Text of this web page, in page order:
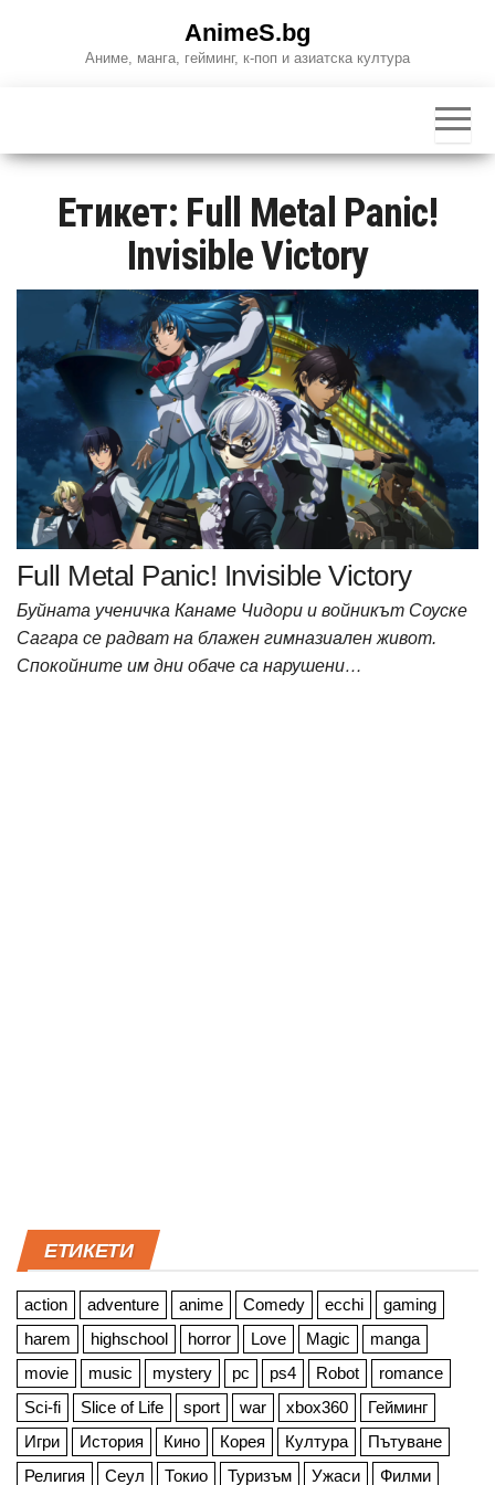
AnimeS.bg
Аниме, манга, гейминг, к-поп и азиатска култура
Етикет: Full Metal Panic!
Invisible Victory
Full Metal Panic! Invisible Victory
Буйната ученичка Канаме Чидори и войникът Соуске
Сагара се радват на блажен гимназиален живот.
Спокойните им дни обаче са нарушени…
ЕТИКЕТИ
action adventure anime Comedy ecchi
gaming
harem
highschool horror Love Magic
manga
movie
music mystery pc ps4 Robot
romance
Sci-fi
Slice of Life sport war xbox360
Гейминг
Игри
История Кино Корея Култура
Пътуване
Религия
Сеул Токио Туризъм Ужаси Филми